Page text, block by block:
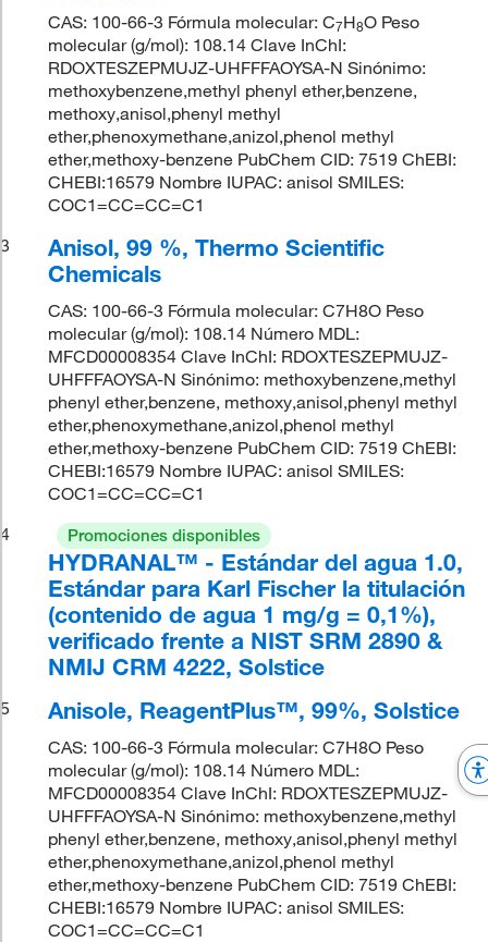
CAS: 100-66-3 Fórmula molecular: C7H8O Peso
molecular (g/mol): 108.14 Clave InChI:
RDOXTESZEPMUJZ-UHFFFAOYSA-N Sinónimo:
methoxybenzene,methyl phenyl ether,benzene,
methoxy,anisol,phenyl methyl
ether,phenoxymethane,anizol,phenol methyl
ether,methoxy-benzene PubChem CID: 7519 ChEBI:
CHEBI:16579 Nombre IUPAC: anisol SMILES:
COC1=CC=CC=C1
3
Anisol, 99 %, Thermo Scientific
Chemicals
CAS: 100-66-3 Fórmula molecular: C7H8O Peso
molecular (g/mol): 108.14 Número MDL:
MFCD00008354 Clave InChI: RDOXTESZEPMUJZ-
UHFFFAOYSA-N Sinónimo: methoxybenzene,methyl
phenyl ether,benzene, methoxy,anisol,phenyl methyl
ether,phenoxymethane,anizol,phenol methyl
ether,methoxy-benzene PubChem CID: 7519 ChEBI:
CHEBI:16579 Nombre IUPAC: anisol SMILES:
COC1=CC=CC=C1
4
Promociones disponibles
HYDRANAL™ - Estándar del agua 1.0,
Estándar para Karl Fischer la titulación
(contenido de agua 1 mg/g = 0,1%),
verificado frente a NIST SRM 2890 &
NMIJ CRM 4222, Solstice
5 Anisole, ReagentPlus™, 99%, Solstice
CAS: 100-66-3 Fórmula molecular: C7H8O Peso
molecular (g/mol): 108.14 Número MDL:
MFCD00008354 Clave InChI: RDOXTESZEPMUJZ-
UHFFFAOYSA-N Sinónimo: methoxybenzene,methyl
phenyl ether,benzene, methoxy,anisol,phenyl methyl
ether,phenoxymethane,anizol,phenol methyl
ether,methoxy-benzene PubChem CID: 7519 ChEBI:
CHEBI:16579 Nombre IUPAC: anisol SMILES:
COC1=CC=CC=C1